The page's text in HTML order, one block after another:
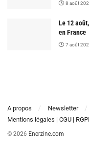
8 août
Le 12
en France
7 août
A propos Newsletter
Mentions légales | CGU |
© 2026 Enerzine.com